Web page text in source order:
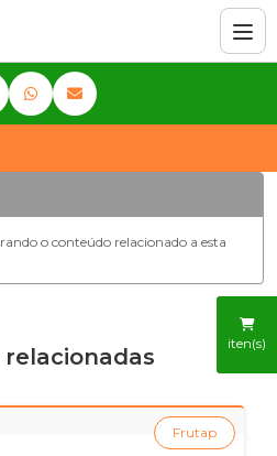
iten(s)
o conteúdo relacionado a esta
relacionadas
Frutap